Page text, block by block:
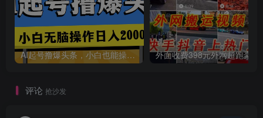
AI起号撸爆头条，小白也能操作，日入2000+
评论 抢沙发